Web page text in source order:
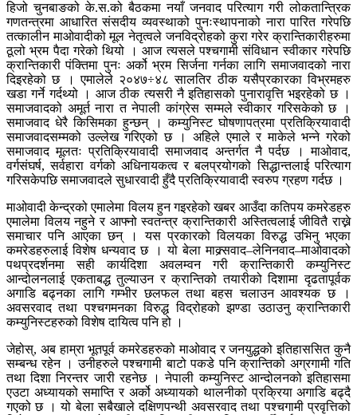
हिजो चुनबाङको के.स.को बैठकमा नयाँ जनवाद परित्याग गरी लोकतान्त्रिक
गणतन्त्रमा आधारित संसदीय व्यवस्थाको पुनःस्थापनाको नारा पारित गरेपछि
तत्कालीन माओवादीको मूल नेतृत्वले जनविद्रोहको कुरा गरेर क्रान्तिकारीहरुमा
ठूलो भ्रम पैदा गरेको थियो । आज त्यसले पश्चगामी संविधान स्वीकार गरेपछि
क्रान्तिकारी पंक्तिमा पुनः अर्को भ्रम सिर्जना गर्नका लागि समाजवादको नारा
दिइरहेको छ । एमालेले २०४७÷४८ सालतिर ठीक यसैप्रकारका विभ्रमहरु
खडा गर्ने गर्दथ्यो । आज ठीक त्यसरी नै इतिहासको पुनारावृत्ति भइरहेको छ ।
समाजवादको अमूर्त नारा त नेपाली कांग्रेस सम्मले स्वीकार गरिसकेको छ ।
समाजवाद धेरै किसिमका हुन्छन् । कम्युनिस्ट घोषणापत्रमा प्रतिक्रियावादी
समाजवादसम्मको उल्लेख गरिएको छ । अहिले एमाले र माकेले भन्ने गरेको
समाजवाद मूलतः प्रतिक्रियावादी समाजवाद अन्तर्गत नै पर्दछ । माओवाद,
वर्गसंघर्ष, सर्वहारा वर्गको अधिनायकत्व र बलप्रयोगको सिद्धान्तलाई परित्याग
गरिसकेपछि समाजवादले सुधारवादी हुँदै प्रतिक्रियावादी स्वरुप ग्रहण गर्दछ ।
माओवादी केन्द्रको एमालेमा विलय हुन गइरहेको खबर आउँदा कतिपय कमरेडहरु
एमालेमा विलय नहुने र आफ्नो स्वतन्त्र क्रान्तिकारी अस्तित्वलाई जीवितै राख्ने
समाचार पनि आएका छन् । यस प्रकारको विलयका विरुद्ध उभिनु भएका
कमरेडहरुलाई विशेष धन्यवाद छ । यो बेला माक्र्सवाद–लेनिनवाद–माओवादको
पथप्रदर्शनमा सही कार्यदिशा अवलम्वन गरी क्रान्तिकारी कम्युनिस्ट
आन्दोलनलाई एकताबद्ध तुल्याउन र क्रान्तिको तयारीको दिशामा दृढतापूर्वक
अगाडि बढ्नका लागि गम्भीर छलफल तथा बहस चलाउन आवश्यक छ ।
अवसरवाद तथा पश्चगमनका विरुद्ध विद्रोहको झण्डा उठाउनु क्रान्तिकारी
कम्युनिस्टहरुको विशेष दायित्व पनि हो ।
जेहोस्, अब हाम्रा भूतपूर्व कमरेडहरुको माओवाद र जनयुद्धको इतिहाससित कुनै
सम्बन्ध रहेन । उनीहरुले पश्चगामी बाटो पकडे पनि क्रान्तिको अग्रगामी गति
तथा दिशा निरन्तर जारी रहनेछ । नेपाली कम्युनिस्ट आन्दोलनको इतिहासमा
एउटा अध्यायको समाप्ति र अर्को अध्यायको थालनीको प्रक्रिया अगाडि बढ्दै
गएको छ । यो बेला सबैखाले दक्षिणपन्थी अवसरवाद तथा पश्चगामी प्रवृत्तिको